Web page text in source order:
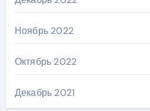
Ноябрь 2022
Октябрь 2022
Декабрь 2021